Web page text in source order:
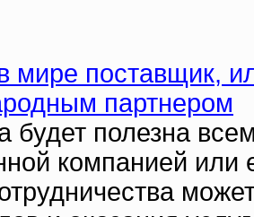
мире поставщик,
партнером
будет полезна
компанией или